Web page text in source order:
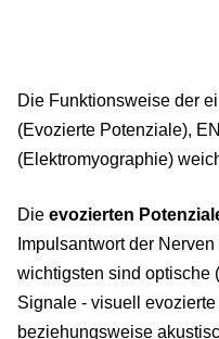
Die Funktionsweise der
(Evozierte Potenziale),
(Elektromyographie)
Die evozierten
Impulsantwort der
wichtigsten sind optische
Signale - visuell
beziehungsweise